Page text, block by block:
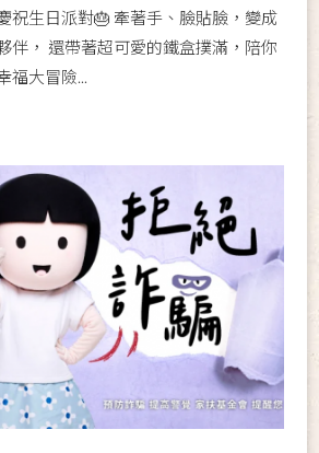
祝生日派對🎂 牽著手、臉貼臉，變成
伴， 還帶著超可愛的鐵盒撲滿，陪你
福大冒險...